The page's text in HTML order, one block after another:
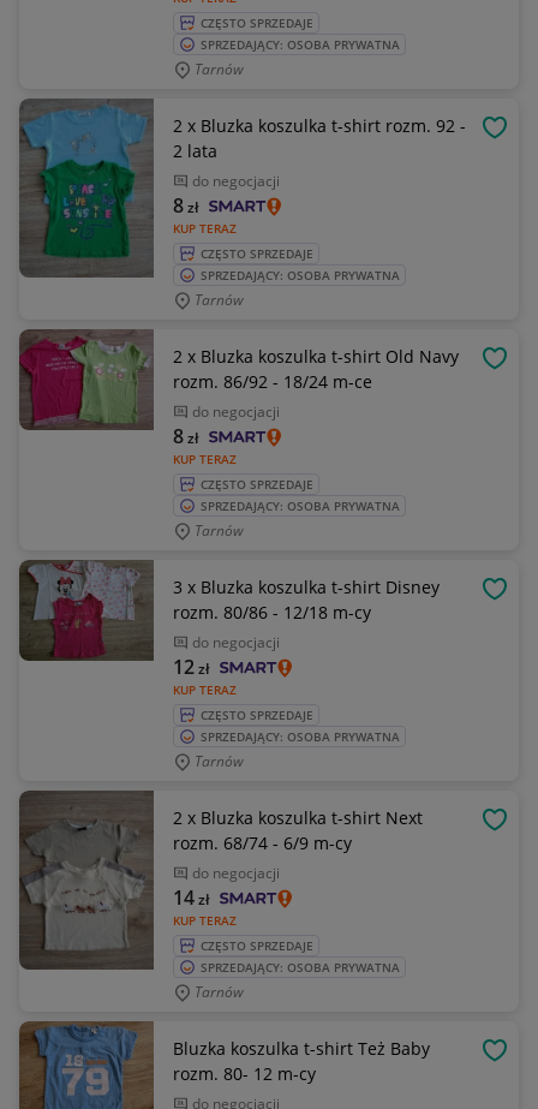
CZĘSTO SPRZEDAJE
SPRZEDAJĄCY: OSOBA PRYWATNA
Tarnów
2 x Bluzka koszulka t-shirt rozm. 92 -
2 lata
do negocjacji
KUP TERAZ
8zł
CZĘSTO SPRZEDAJE
SPRZEDAJĄCY: OSOBA PRYWATNA
Tarnów
2 x Bluzka koszulka t-shirt Old Navy
rozm. 86/92 - 18/24 m-ce
do negocjacji
KUP TERAZ
8zł
CZĘSTO SPRZEDAJE
SPRZEDAJĄCY: OSOBA PRYWATNA
Tarnów
3 x Bluzka koszulka t-shirt Disney
rozm. 80/86 - 12/18 m-cy
do negocjacji
KUP TERAZ
12zł
CZĘSTO SPRZEDAJE
SPRZEDAJĄCY: OSOBA PRYWATNA
Tarnów
2 x Bluzka koszulka t-shirt Next
rozm. 68/74 - 6/9 m-cy
do negocjacji
KUP TERAZ
14zł
CZĘSTO SPRZEDAJE
SPRZEDAJĄCY: OSOBA PRYWATNA
Tarnów
Bluzka koszulka t-shirt Też Baby
rozm. 80- 12 m-cy
do negocjacji